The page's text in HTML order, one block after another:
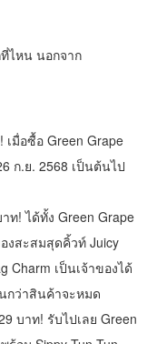
ไหน นอกจาก
เมื่อซื้อ Green Grape
ก.ย. 2568 เป็นต้นไป
ท! ได้ทั้ง Green Grape
งสะสมสุดคิ้วท์ Juicy
Charm เป็นเจ้าของได้
กว่าสินค้าจะหมด
บาท! รับไปเลย Green